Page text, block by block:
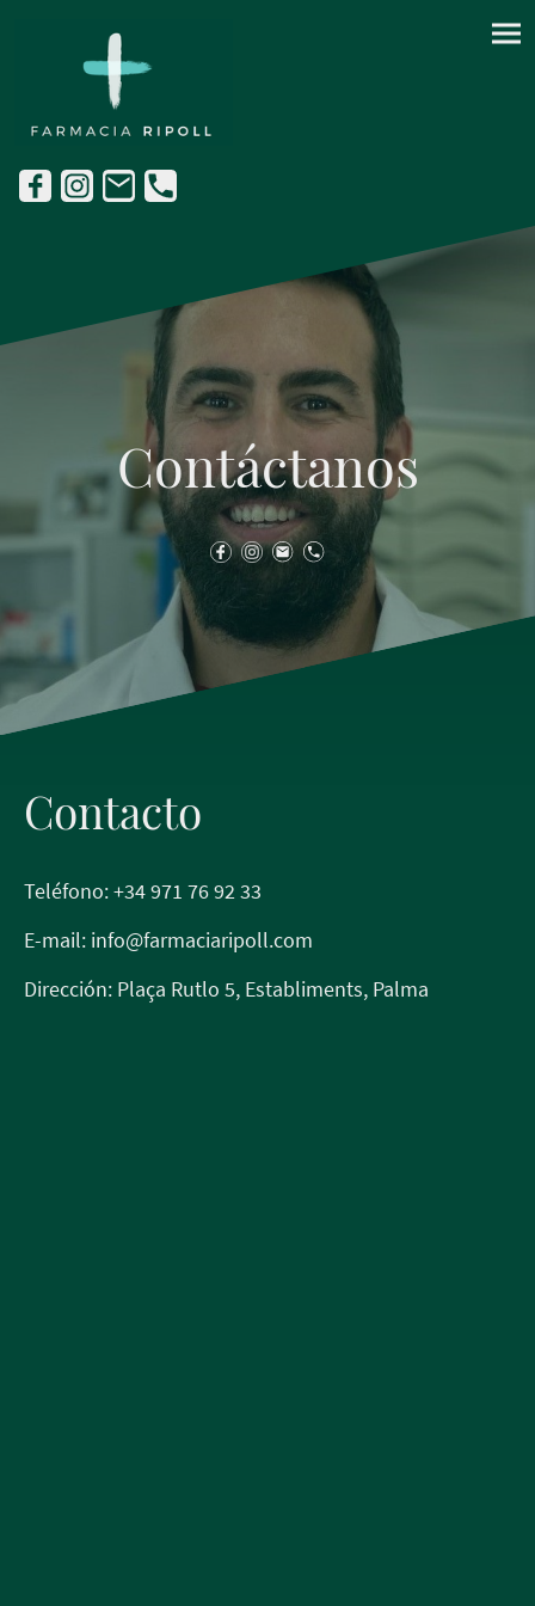
Contáctanos
Contacto
Teléfono: +34 971 76 92 33
E-mail: info@farmaciaripoll.com
Dirección: Plaça Rutlo 5, Establiments, Palma